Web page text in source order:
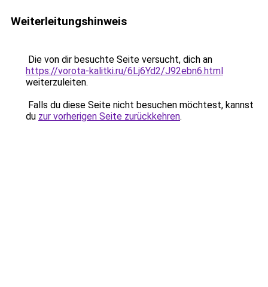
Weiterleitungshinweis
Die von dir besuchte Seite versucht, dich an
https://vorota-kalitki.ru/6Lj6Yd2/J92ebn6.html
weiterzuleiten.
Falls du diese Seite nicht besuchen möchtest, kannst
du zur vorherigen Seite zurückkehren.